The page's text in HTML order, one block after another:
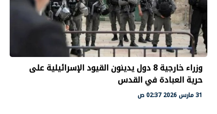
وزراء خارجية 8 دول يدينون القيود الإسرائيلية على
حرية العبادة في القدس
31 مارس 2026 02:37 ص